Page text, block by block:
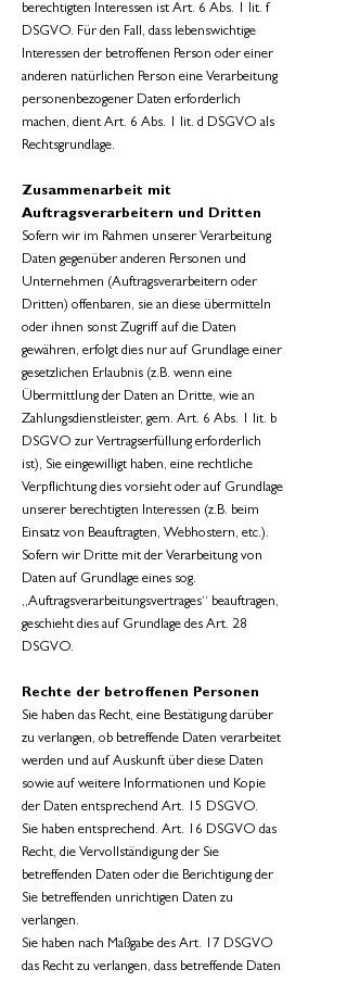
berechtigten Interessen ist Art. 6 Abs. 1 lit. f
DSGVO. Für den Fall, dass lebenswichtige
Interessen der betroffenen Person oder einer
anderen natürlichen Person eine Verarbeitung
personenbezogener Daten erforderlich
machen, dient Art. 6 Abs. 1 lit. d DSGVO als
Rechtsgrundlage.
Zusammenarbeit mit
Auftragsverarbeitern und Dritten
Sofern wir im Rahmen unserer Verarbeitung
Daten gegenüber anderen Personen und
Unternehmen (Auftragsverarbeitern oder
Dritten) offenbaren, sie an diese übermitteln
oder ihnen sonst Zugriff auf die Daten
gewähren, erfolgt dies nur auf Grundlage einer
gesetzlichen Erlaubnis (z.B. wenn eine
Übermittlung der Daten an Dritte, wie an
Zahlungsdienstleister, gem. Art. 6 Abs. 1 lit. b
DSGVO zur Vertragserfüllung erforderlich
ist), Sie eingewilligt haben, eine rechtliche
Verpflichtung dies vorsieht oder auf Grundlage
unserer berechtigten Interessen (z.B. beim
Einsatz von Beauftragten, Webhostern, etc.).
Sofern wir Dritte mit der Verarbeitung von
Daten auf Grundlage eines sog.
„Auftragsverarbeitungsvertrages“ beauftragen,
geschieht dies auf Grundlage des Art. 28
DSGVO.
Rechte der betroffenen Personen
Sie haben das Recht, eine Bestätigung darüber
zu verlangen, ob betreffende Daten verarbeitet
werden und auf Auskunft über diese Daten
sowie auf weitere Informationen und Kopie
der Daten entsprechend Art. 15 DSGVO.
Sie haben entsprechend. Art. 16 DSGVO das
Recht, die Vervollständigung der Sie
betreffenden Daten oder die Berichtigung der
Sie betreffenden unrichtigen Daten zu
verlangen.
Sie haben nach Maßgabe des Art. 17 DSGVO
das Recht zu verlangen, dass betreffende Daten